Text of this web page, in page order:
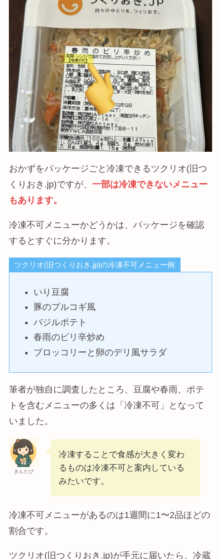
おかずをパッケージごと冷凍できるツクリオ(旧つ
くりおき.jp)ですが、 一部は冷凍できないメニュー
もあります。
冷凍不可メニューかどうかは、パッケージを確認
するとすぐに分かります。
ツクリオ(旧つくりおき.jp)の冷凍不可メニュー例
いり豆腐
豚のプルコギ風
バジルポテト
春雨のピリ辛炒め
ブロッコリーと卵のデリ風サラダ
筆者が独自に調査したところ、豆腐や春雨、ポテ
トを含むメニューの多くは「冷凍不可」となって
いました。
きんたぴ
冷凍することで食感が大きく変わ
るものは冷凍不可と案内している
みたいです。
冷凍不可メニューがあるのは1週間に1〜2品ほどの
割合です。
ツクリオ(旧つくりおき.jp)が手元に届いたら、冷蔵